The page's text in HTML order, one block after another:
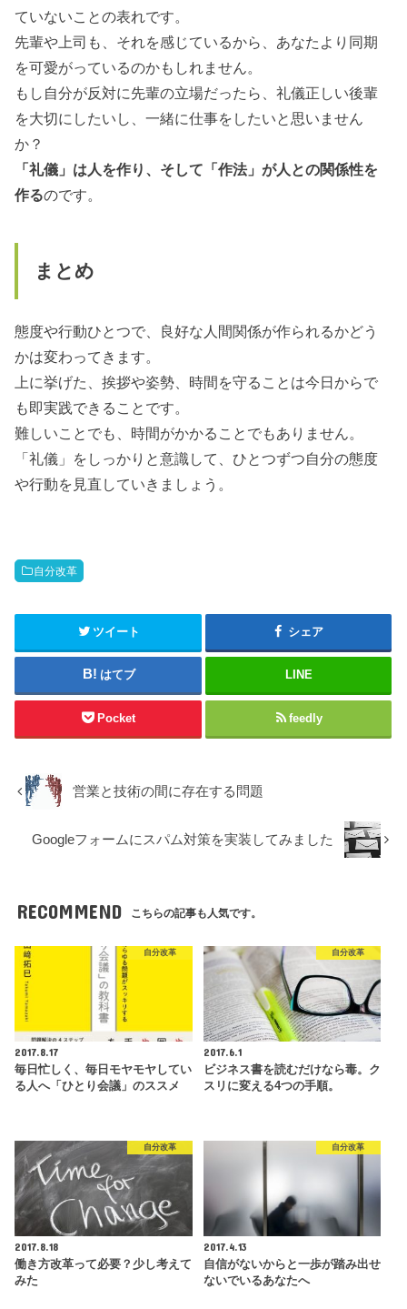
ていないことの表れです。
先輩や上司も、それを感じているから、あなたより同期
を可愛がっているのかもしれません。
もし自分が反対に先輩の立場だったら、礼儀正しい後輩
を大切にしたいし、一緒に仕事をしたいと思いません
か？
「礼儀」は人を作り、そして「作法」が人との関係性を
作るのです。
まとめ
態度や行動ひとつで、良好な人間関係が作られるかどう
かは変わってきます。
上に挙げた、挨拶や姿勢、時間を守ることは今日からで
も即実践できることです。
難しいことでも、時間がかかることでもありません。
「礼儀」をしっかりと意識して、ひとつずつ自分の態度
や行動を見直していきましょう。
自分改革
ツイート シェア
はてブ LINE
Pocket feedly
営業と技術の間に存在する問題
Googleフォームにスパム対策を実装してみました
RECOMMEND こちらの記事も人気です。
自分改革
2017.8.17
毎日忙しく、毎日モヤモヤしてい
る人へ「ひとり会議」のススメ
自分改革
2017.6.1
ビジネス書を読むだけなら毒。ク
スリに変える4つの手順。
自分改革
2017.8.18
働き方改革って必要？少し考えて
みた
自分改革
2017.4.13
自信がないからと一歩が踏み出せ
ないでいるあなたへ